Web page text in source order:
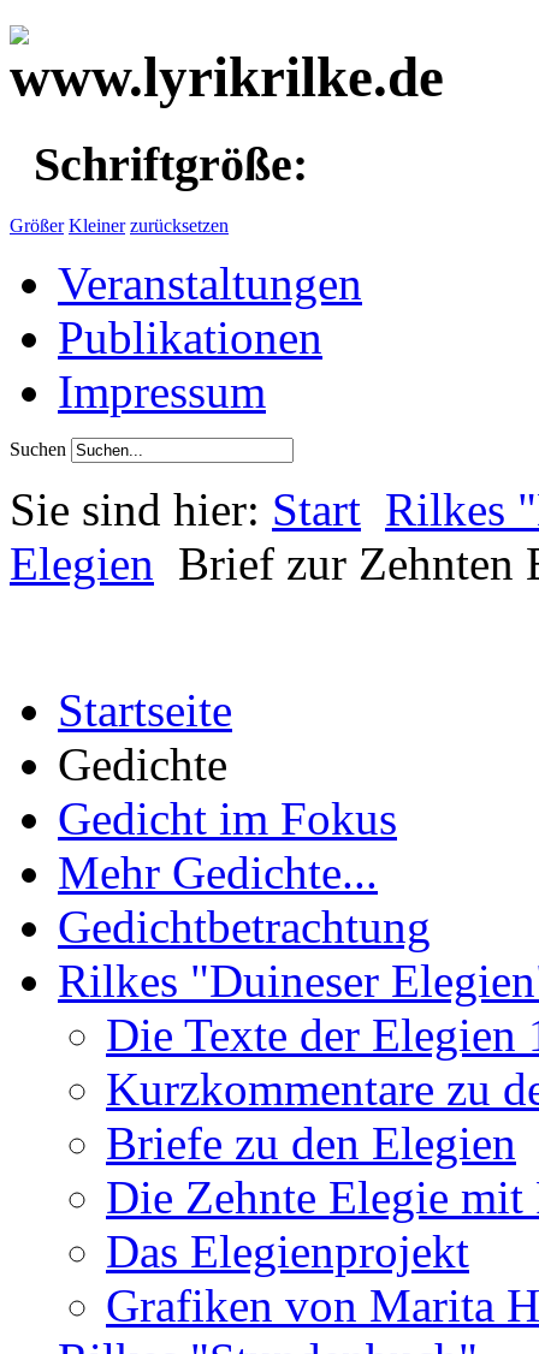
Schriftgröße:
Größer Kleiner zurücksetzen
Veranstaltungen
Publikationen
Impressum
Suchen
Sie sind hier: Start Rilkes
Elegien Brief zur Zehnten
Startseite
Gedichte
Gedicht im Fokus
Mehr Gedichte...
Gedichtbetrachtung
Rilkes "Duineser
Die Texte der Elegien
Kurzkommentare zu
Briefe zu den Elegien
Die Zehnte Elegie
Das Elegienprojekt
Grafiken von Marita